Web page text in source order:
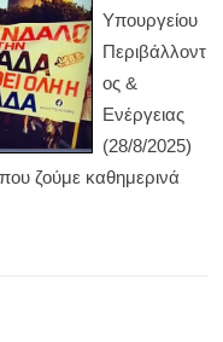
Υπουργείου
Περιβάλλοντ
ος &
Ενέργειας
(28/8/2025)
ζούμε καθημερινά